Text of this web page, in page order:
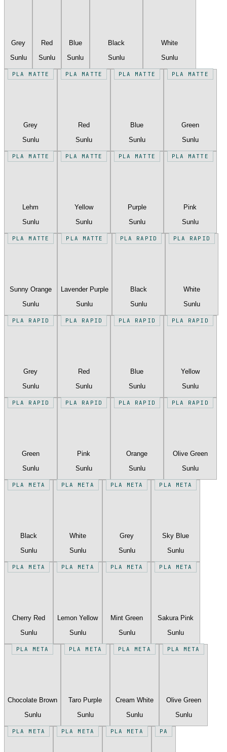
Grey
Sunlu
Red
Sunlu
Blue
Sunlu
Black
Sunlu
White
Sunlu
PLA MATTE
Grey
Sunlu
PLA MATTE
Red
Sunlu
PLA MATTE
Blue
Sunlu
PLA MATTE
Green
Sunlu
PLA MATTE
Lehm
Sunlu
PLA MATTE
Yellow
Sunlu
PLA MATTE
Purple
Sunlu
PLA MATTE
Pink
Sunlu
PLA MATTE
Sunny Orange
Sunlu
PLA MATTE
Lavender Purple
Sunlu
PLA RAPID
Black
Sunlu
PLA RAPID
White
Sunlu
PLA RAPID
Grey
Sunlu
PLA RAPID
Red
Sunlu
PLA RAPID
Blue
Sunlu
PLA RAPID
Yellow
Sunlu
PLA RAPID
Green
Sunlu
PLA RAPID
Pink
Sunlu
PLA RAPID
Orange
Sunlu
PLA RAPID
Olive Green
Sunlu
PLA META
Black
Sunlu
PLA META
White
Sunlu
PLA META
Grey
Sunlu
PLA META
Sky Blue
Sunlu
PLA META
Cherry Red
Sunlu
PLA META
Lemon Yellow
Sunlu
PLA META
Mint Green
Sunlu
PLA META
Sakura Pink
Sunlu
PLA META
Chocolate Brown
Sunlu
PLA META
Taro Purple
Sunlu
PLA META
Cream White
Sunlu
PLA META
Olive Green
Sunlu
PLA META PLA META PLA META PA